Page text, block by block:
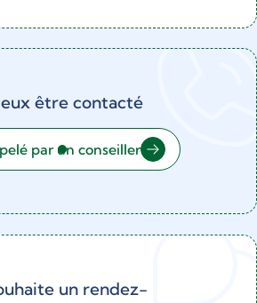
être contacté
par un conseiller
un rendez-